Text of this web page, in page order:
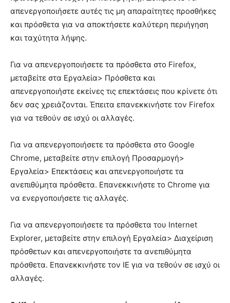
απενεργοποιήσετε αυτές τις μη απαραίτητες προσθήκες
και πρόσθετα για να αποκτήσετε καλύτερη περιήγηση
και ταχύτητα λήψης.
Για να απενεργοποιήσετε τα πρόσθετα στο Firefox,
μεταβείτε στα Εργαλεία> Πρόσθετα και
απενεργοποιήστε εκείνες τις επεκτάσεις που κρίνετε ότι
δεν σας χρειάζονται. Έπειτα επανεκκινήστε τον Firefox
για να τεθούν σε ισχύ οι αλλαγές.
Για να απενεργοποιήσετε τα πρόσθετα στο Google
Chrome, μεταβείτε στην επιλογή Προσαρμογή>
Εργαλεία> Επεκτάσεις και απενεργοποιήστε τα
ανεπιθύμητα πρόσθετα. Επανεκκινήστε το Chrome για
να ενεργοποιήσετε τις αλλαγές.
Για να απενεργοποιήσετε τα πρόσθετα του Internet
Explorer, μεταβείτε στην επιλογή Εργαλεία> Διαχείριση
πρόσθετων και απενεργοποιήστε τα ανεπιθύμητα
πρόσθετα. Επανεκκινήστε τον IE για να τεθούν σε ισχύ οι
αλλαγές.